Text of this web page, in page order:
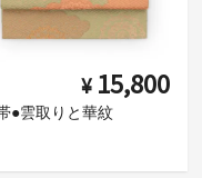
¥ 15,800
●雲取りと華紋